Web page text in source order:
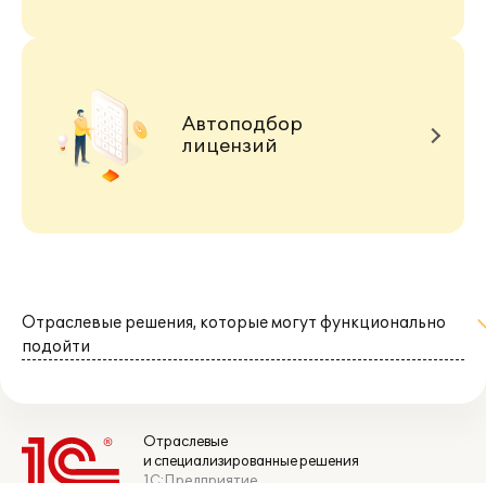
Отраслевые решения, которые могут функционально
подойти
Автоподбор
лицензий
Отраслевые
и специализированные решения